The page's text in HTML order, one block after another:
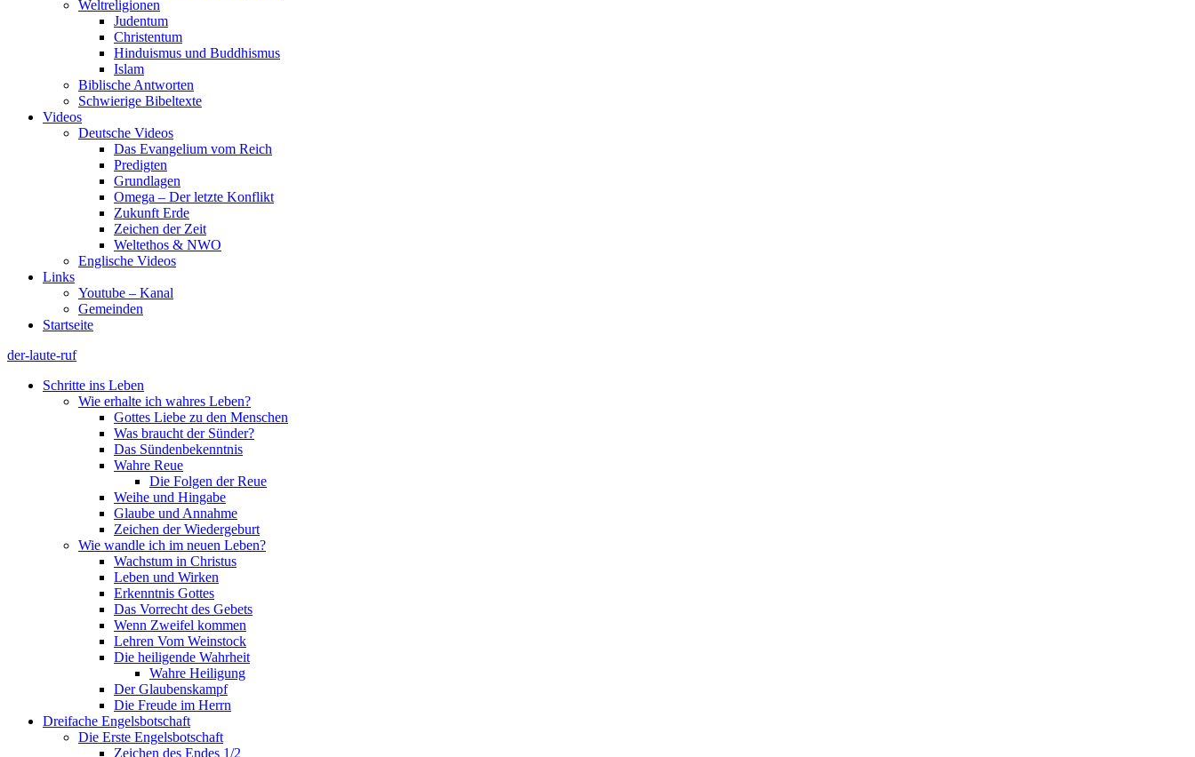
Weltreligionen
Judentum
Christentum
Hinduismus und Buddhismus
Islam
Biblische Antworten
Schwierige Bibeltexte
Videos
Deutsche Videos
Das Evangelium vom Reich
Predigten
Grundlagen
Omega – Der letzte Konflikt
Zukunft Erde
Zeichen der Zeit
Weltethos & NWO
Englische Videos
Links
Youtube – Kanal
Gemeinden
Startseite
der-laute-ruf
Schritte ins Leben
Wie erhalte ich wahres Leben?
Gottes Liebe zu den Menschen
Was braucht der Sünder?
Das Sündenbekenntnis
Wahre Reue
Die Folgen der Reue
Weihe und Hingabe
Glaube und Annahme
Zeichen der Wiedergeburt
Wie wandle ich im neuen Leben?
Wachstum in Christus
Leben und Wirken
Erkenntnis Gottes
Das Vorrecht des Gebets
Wenn Zweifel kommen
Lehren Vom Weinstock
Die heiligende Wahrheit
Wahre Heiligung
Der Glaubenskampf
Die Freude im Herrn
Dreifache Engelsbotschaft
Die Erste Engelsbotschaft
Zeichen des Endes 1/2